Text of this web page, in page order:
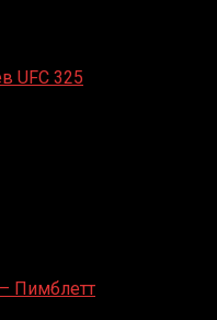
UFC 325
Пимблетт